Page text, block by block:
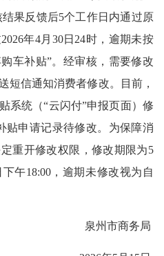
果反馈后5个工作日内通过原
年4月30日24时，逾期未按
车补贴”。经审核，需要修改
短信通知消费者修改。目前，
系统（“云闪付”申报页面）修
贴申请记录待修改。为保障消
重开修改权限，修改期限为5
午18:00，逾期未修改视为自
州市商务局